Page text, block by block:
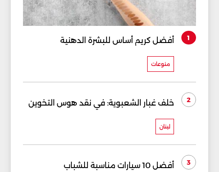
1 أفضل كريم أساس للبشرة الدهنية
منوعات
2 خلف غبار الشعبوية: في نقد هوس التخوين
لبنان
3 أفضل 10 سيارات مناسبة للشباب